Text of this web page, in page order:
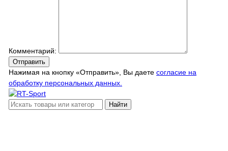
Комментарий:
Отправить
Нажимая на кнопку «Отправить», Вы даете согласие на
обработку персональных данных.
Найти